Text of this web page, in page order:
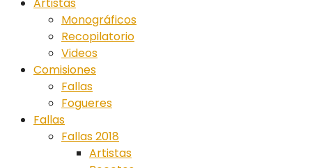
Monográficos
Recopilatorio
Videos
Comisiones
Fallas
Fogueres
Fallas
Fallas 2018
Artistas